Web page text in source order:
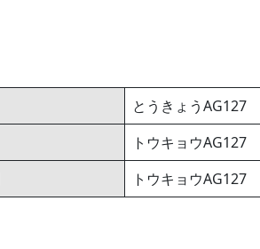
とうきょうAG127
トウキョウAG127
トウキョウAG127